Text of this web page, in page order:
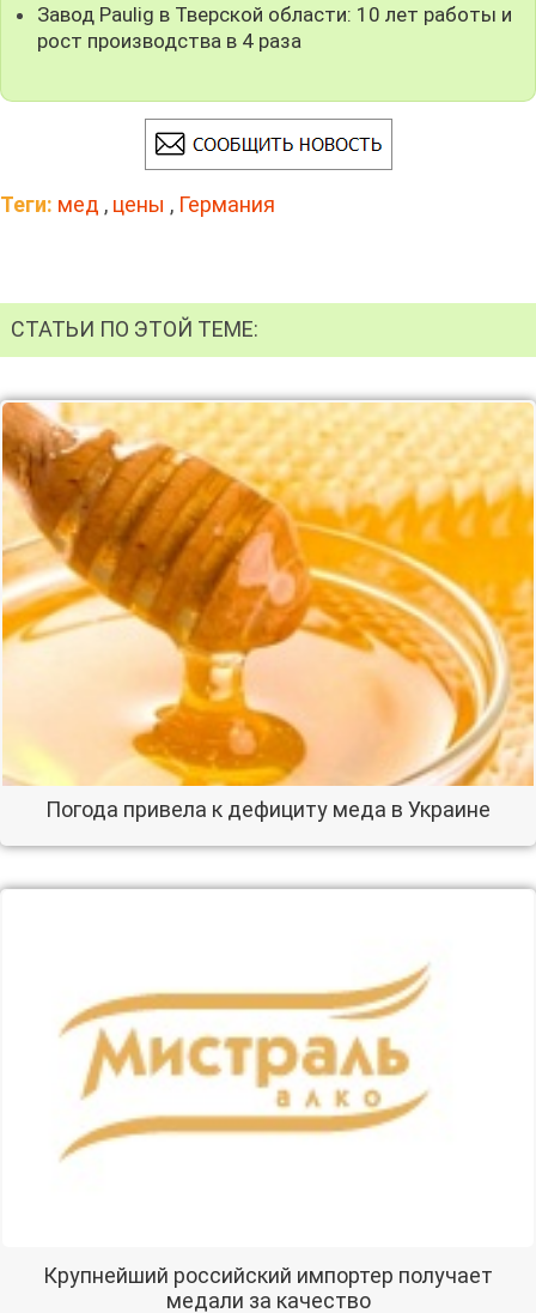
Завод Paulig в Тверской области: 10 лет работы и
рост производства в 4 раза
Теги: мед , цены , Германия
СТАТЬИ ПО ЭТОЙ ТЕМЕ:
Погода привела к дефициту меда в Украине
Крупнейший российский импортер получает
медали за качество